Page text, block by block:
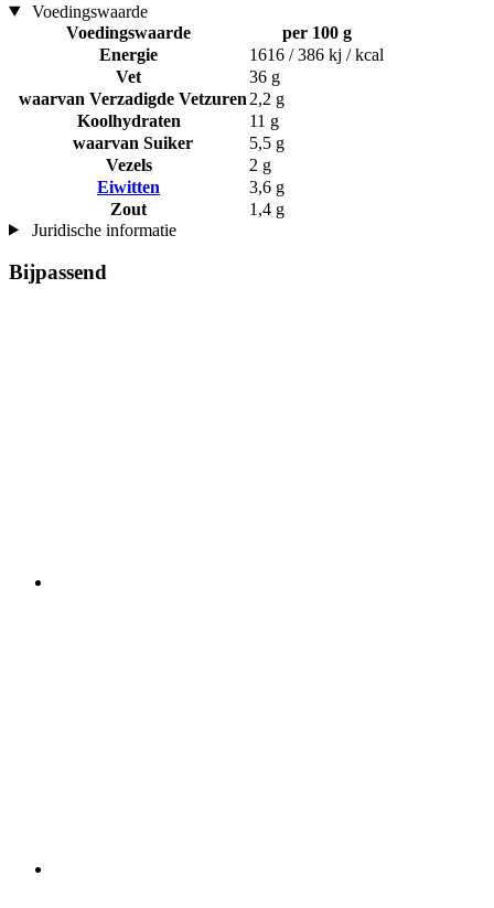
Voedingswaarde
Voedingswaarde
per 100 g
Energie
1616 / 386 kj / kcal
Vet
36 g
waarvan Verzadigde Vetzuren 2,2 g
Koolhydraten
11 g
waarvan Suiker
5,5 g
Vezels
2 g
Eiwitten
3,6 g
Zout
1,4 g
Juridische informatie
Bijpassend